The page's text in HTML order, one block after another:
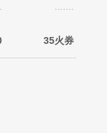
35火券